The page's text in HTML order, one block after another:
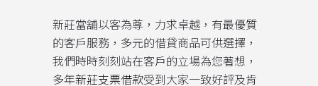
新莊當舖以客為尊，力求卓越，有最優質
的客戶服務，多元的借貸商品可供選擇，
我們時時刻刻站在客戶的立場為您著想，
多年新莊支票借款受到大家一致好評及肯